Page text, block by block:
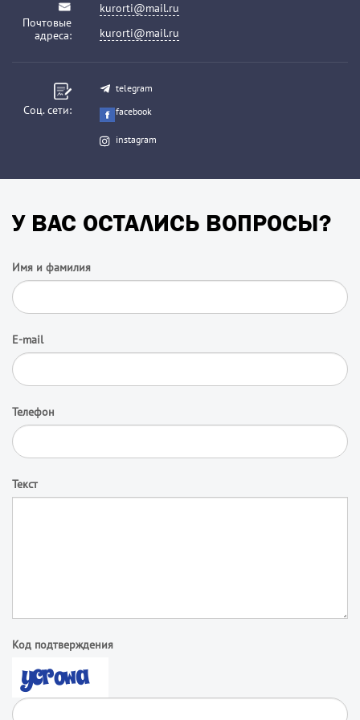
Почтовые
адреса:
kurorti@mail.ru
kurorti@mail.ru
Соц. сети:
telegram
facebook
instagram
У ВАС ОСТАЛИСЬ ВОПРОСЫ?
Имя и фамилия
E-mail
Телефон
Текст
Код подтверждения